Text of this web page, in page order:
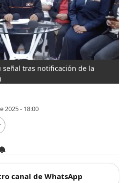
señal tras notificación de la
2025 - 18:00
canal de WhatsApp